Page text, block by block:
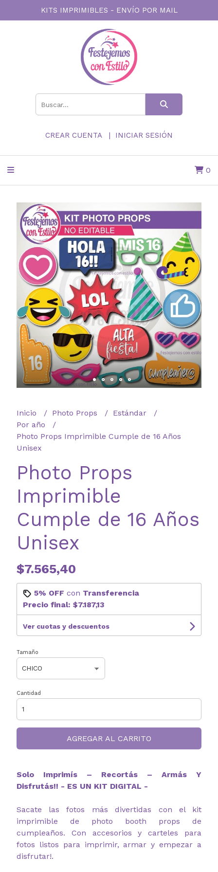
KITS IMPRIMIBLES - ENVÍO POR MAIL
CREAR CUENTA INICIAR SESIÓN
0
Inicio Photo Props
Estándar
Por año
Photo Props Imprimible Cumple de 16 Años
Unisex
Photo Props
Imprimible
Cumple de 16 Años
Unisex
$7.565,40
5% OFF con Transferencia
Precio final: $7.187,13
Ver cuotas y descuentos
Tamaño
Cantidad
AGREGAR AL CARRITO
Solo Imprimís – Recortás – Armás Y
Disfrutás!! - ES UN KIT DIGITAL -
Sacate las fotos más divertidas con el kit
imprimible de photo booth props de
cumpleaños. Con accesorios y carteles para
fotos listos para imprimir, armar y empezar a
disfrutar!.